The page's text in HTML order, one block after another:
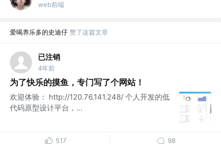
web前端
爱喝养乐多的史迪仔 赞了这篇文章
已注销
4年前
为了快乐的摸鱼，专门写了个网站！
欢迎体验： http://120.76.141.248/ 个人开发的低
代码原型设计平台，...
517 98